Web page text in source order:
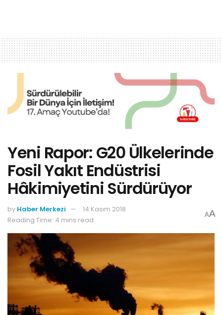
Yeni Rapor: G20 Ülkelerinde
Fosil Yakıt Endüstrisi
Hâkimiyetini Sürdürüyor
by Haber Merkezi
14 Kasım 2018
Reading Time: 4 mins read
AA